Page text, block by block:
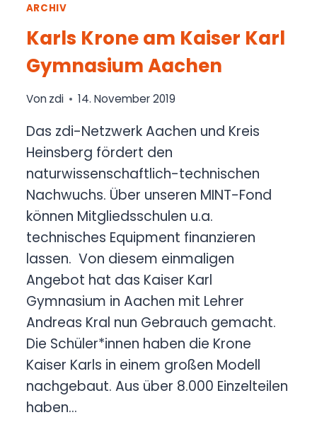
ARCHIV
Karls Krone am Kaiser Karl
Gymnasium Aachen
Von zdi 14. November 2019
Das zdi-Netzwerk Aachen und Kreis
Heinsberg fördert den
naturwissenschaftlich-technischen
Nachwuchs. Über unseren MINT-Fond
können Mitgliedsschulen u.a.
technisches Equipment finanzieren
lassen. Von diesem einmaligen
Angebot hat das Kaiser Karl
Gymnasium in Aachen mit Lehrer
Andreas Kral nun Gebrauch gemacht.
Die Schüler*innen haben die Krone
Kaiser Karls in einem großen Modell
nachgebaut. Aus über 8.000 Einzelteilen
haben…